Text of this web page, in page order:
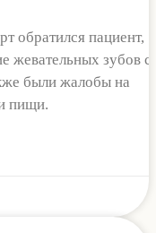
обратился пациент,
жевательных зубов с
были жалобы на
пищи.